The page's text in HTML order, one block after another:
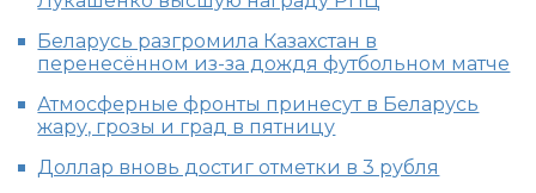
Беларусь разгромила Казахстан в
перенесённом из-за дождя футбольном матче
Атмосферные фронты принесут в Беларусь
жару, грозы и град в пятницу
Доллар вновь достиг отметки в 3 рубля